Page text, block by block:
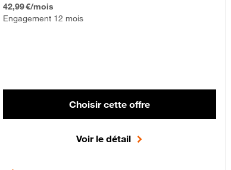
42,99 €/mois
Engagement 12 mois
Choisir cette offre
Voir le détail